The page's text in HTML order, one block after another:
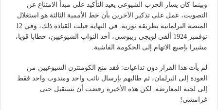
وبينما كان يسار الحزب الشيوعي يعيد التأكيد على مبدأ الامتناع عن
التصويت، عمل على تذكير الآخرين بأن خط الأممية الثالثة هو استغلال
المنصة البرلمانية بطريقة ثورية. في النهاية قبلت القيادة ذلك، وفي 12
نوفمبر 1924 ألقى لويجي ريبوسي، أحد النواب الشيوعيين، خطابا قويا،
مشيرا بإصبع الاتهام إلى الحكومة الفاشية.
لم يأت هذا القرار دون تداعيات: فقد منع الكومنترن الشيوعيين من
العودة إلى البرلمان، ثم طالبهم بإرسال نائب واحد ومندوب واحد فقط
إلى لجنة المعارضة. لكن هذه الأخيرة رفضت أن تستقبل حتى
غرامشي!